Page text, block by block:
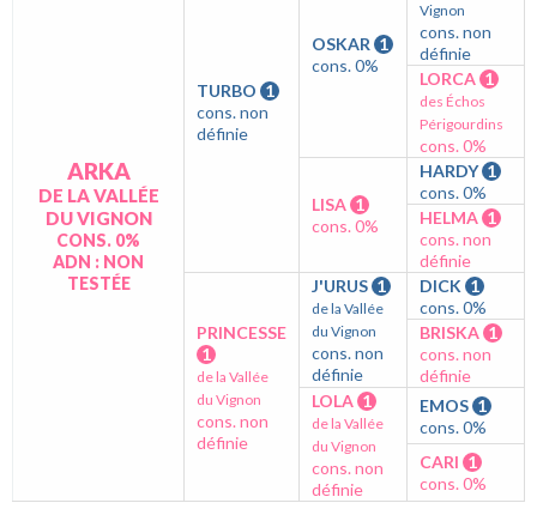
ARKA
DE LA VALLÉE
DU VIGNON
CONS. 0%
ADN : NON
TESTÉE
TURBO 1
cons. non
définie
OSKAR 1
cons. 0%
Vignon
cons. non
définie
LORCA 1
des Échos
Périgourdins
cons. 0%
LISA 1
cons. 0%
HARDY 1
cons. 0%
HELMA 1
cons. non
définie
PRINCESSE
1
de la Vallée
du Vignon
cons. non
définie
J'URUS 1
de la Vallée
du Vignon
cons. non
définie
DICK 1
cons. 0%
BRISKA 1
cons. non
définie
LOLA 1
de la Vallée
du Vignon
cons. non
définie
EMOS 1
cons. 0%
CARI 1
cons. 0%